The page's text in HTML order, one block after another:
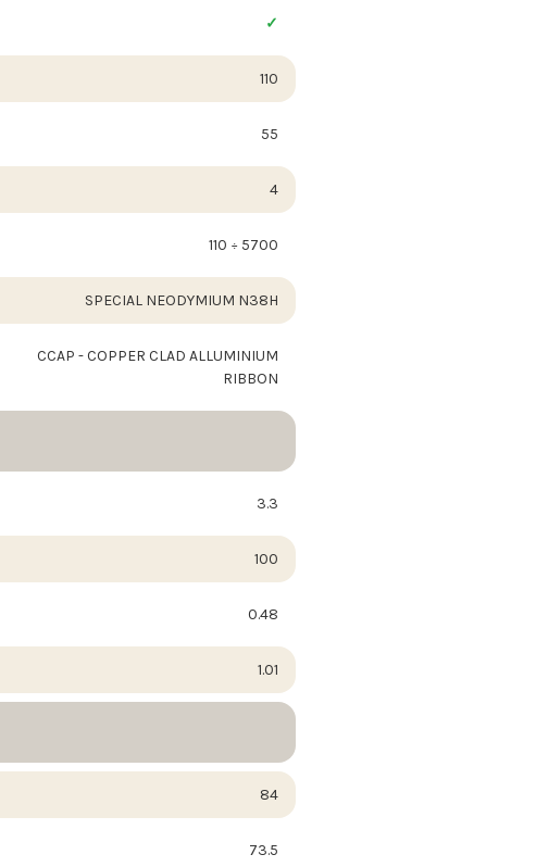
110
55
4
110 ÷ 5700
SPECIAL NEODYMIUM N38H
CCAP - COPPER CLAD ALLUMINIUM
RIBBON
3.3
100
0.48
1.01
84
73.5